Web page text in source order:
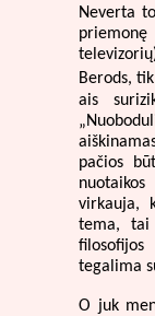
Neverta
Berods,
ais
pačios
virkauja,
tema, tai
tegalima
O juk